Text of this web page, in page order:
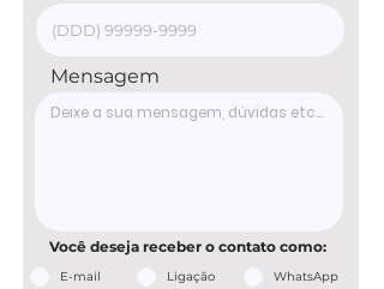
Mensagem
Você deseja receber o contato como:
E-mail Ligação WhatsApp